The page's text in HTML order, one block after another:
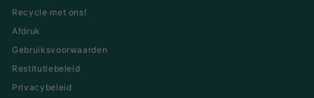
Recycle met ons!
Afdruk
Gebruiksvoorwaarden
Restitutiebeleid
Privacybeleid